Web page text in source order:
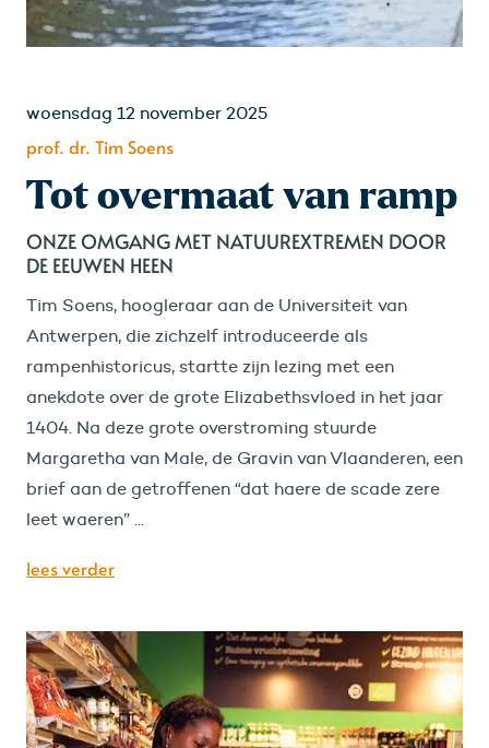
woensdag 12 november 2025
prof. dr. Tim Soens
Tot overmaat van ramp
ONZE OMGANG MET NATUUREXTREMEN DOOR
DE EEUWEN HEEN
Tim Soens, hoogleraar aan de Universiteit van
Antwerpen, die zichzelf introduceerde als
rampenhistoricus, startte zijn lezing met een
anekdote over de grote Elizabethsvloed in het jaar
1404. Na deze grote overstroming stuurde
Margaretha van Male, de Gravin van Vlaanderen, een
brief aan de getroffenen “dat haere de scade zere
leet waeren” ...
lees verder